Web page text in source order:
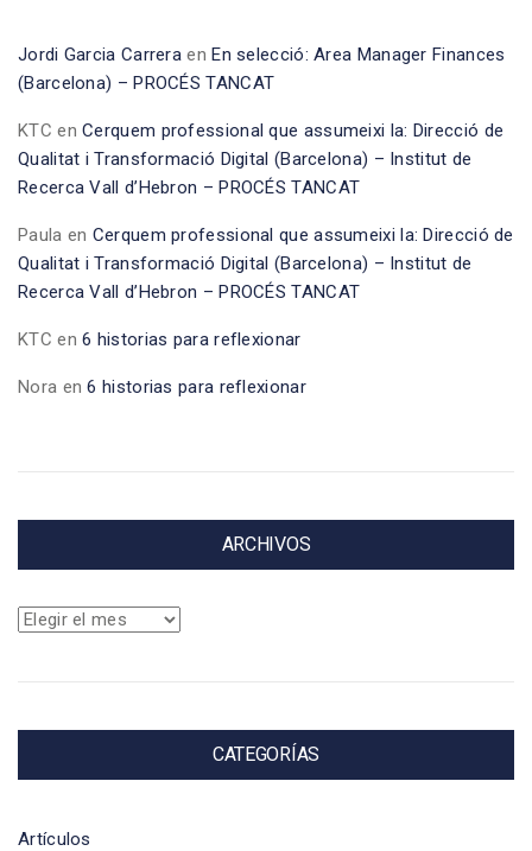
Jordi Garcia Carrera enEn selecció: Area Manager Finances
(Barcelona) – PROCÉS TANCAT
KTC enCerquem professional que assumeixi la: Direcció de
Qualitat i Transformació Digital (Barcelona) – Institut de
Recerca Vall d’Hebron – PROCÉS TANCAT
Paula en Cerquem professional que assumeixi la: Direcció de
Qualitat i Transformació Digital (Barcelona) – Institut de
Recerca Vall d’Hebron – PROCÉS TANCAT
KTC en6 historias para reflexionar
Nora en6 historias para reflexionar
ARCHIVOS
Archivos
CATEGORÍAS
Artículos